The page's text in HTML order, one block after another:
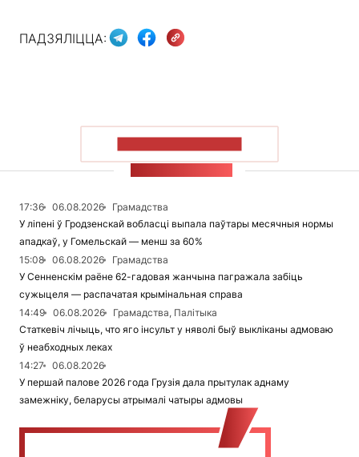
ПАДЗЯЛІЦЦА:
17:36 06.08.2026
Грамадства
У ліпені ў Гродзенскай вобласці выпала паўтары месячныя нормы
ападкаў, у Гомельскай — менш за 60%
15:08
06.08.2026
Грамадства
У Сенненскім раёне 62-гадовая жанчына пагражала забіць
сужыцеля — распачатая крымінальная справа
14:49
06.08.2026
Грамадства, Палітыка
Статкевіч лічыць, что яго інсульт у няволі быў выкліканы адмоваю
ў неабходных леках
14:27
06.08.2026
У першай палове 2026 года Грузія дала прытулак аднаму
замежніку, беларусы атрымалі чатыры адмовы